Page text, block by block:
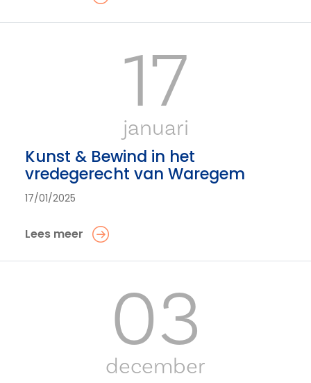
17
januari
Kunst & Bewind in het
vredegerecht van Waregem
17/01/2025
Lees meer
03
december